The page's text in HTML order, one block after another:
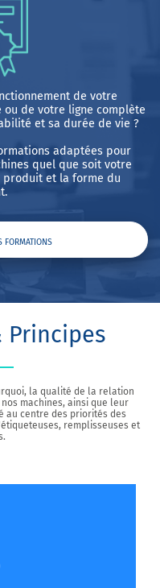
de votre
de votre ligne complète
et sa durée de vie ?
adaptées pour
quel que soit votre
et la forme du
FORMATIONS
Principes
la qualité de la relation
machines, ainsi que leur
au centre des priorités des
remplisseuses et